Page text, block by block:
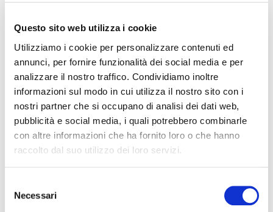
Questo sito web utilizza i cookie
Utilizziamo i cookie per personalizzare contenuti ed
annunci, per fornire funzionalità dei social media e per
analizzare il nostro traffico. Condividiamo inoltre
informazioni sul modo in cui utilizza il nostro sito con i
nostri partner che si occupano di analisi dei dati web,
pubblicità e social media, i quali potrebbero combinarle
con altre informazioni che ha fornito loro o che hanno
raccolto dal suo utilizzo dei loro servizi.
delNecessari
Compensi, leva
motivazionale anche nelle
imprese familiari
Leggi
08/04/2021